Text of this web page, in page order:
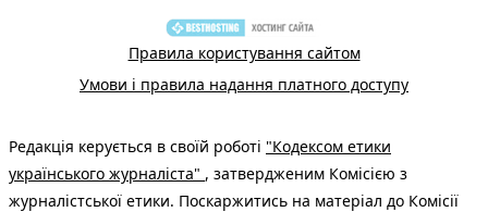
Правила користування сайтом
Умови і правила надання платного доступу
Редакція керується в своїй роботі "Кодексом етики
українського журналіста" , затвердженим Комісією з
журналістської етики. Поскаржитись на матеріал до Комісії